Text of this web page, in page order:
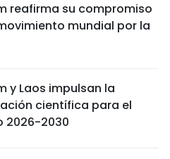
reafirma su compromiso
mundial por la
y Laos impulsan la
científica para el
2026-2030